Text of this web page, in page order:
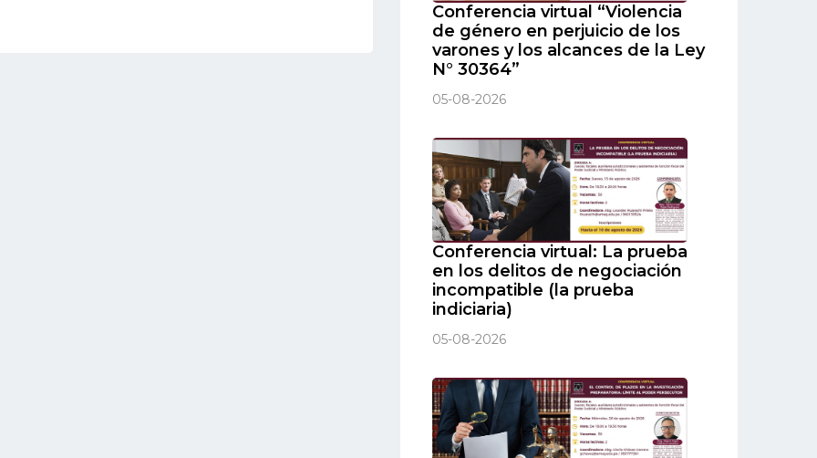
Conferencia virtual “Violencia
de género en perjuicio de los
varones y los alcances de la Ley
N° 30364”
05-08-2026
Conferencia virtual: La prueba
en los delitos de negociación
incompatible (la prueba
indiciaria)
05-08-2026